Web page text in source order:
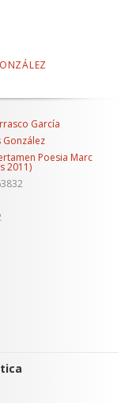
García
González
Poesia Marc
2011)